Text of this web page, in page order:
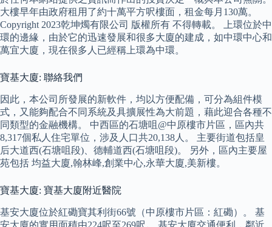
大樓早年由政府租用了約十萬平方呎樓面，租金每月130萬。
Copyright 2023乾坤燭有限公司 版權所有 不得轉載。 上環位於中
環的邊緣，由於它的迅速發展和很多大廈的建成，如中環中心和
萬宜大廈，現在很多人已經稱上環為中環。
寶基大廈: 聯絡我們
因此，本公司所發展的新軟件，均以方便配備，可分為組件模
式，又能夠配合不同系統及具擴展性為大前題，藉此迎合各種不
同類型的金融機構。 中西區的石塘咀@中原樓市片區，區內共
8,317個私人住宅單位，涉及人口共20,138人。 主要街道包括皇
后大道西(石塘咀段)、德輔道西(石塘咀段)。 另外，區內主要屋
苑包括 均益大廈,翰林峰,創業中心,永華大廈,美新樓。
寶基大廈: 寶基大廈附近醫院
基安大廈位於紅磡寶其利街66號（中原樓市片區：紅磡）。 基
安大廈的實用面積由224呎至269呎。 基安大廈交通便利，鄰近